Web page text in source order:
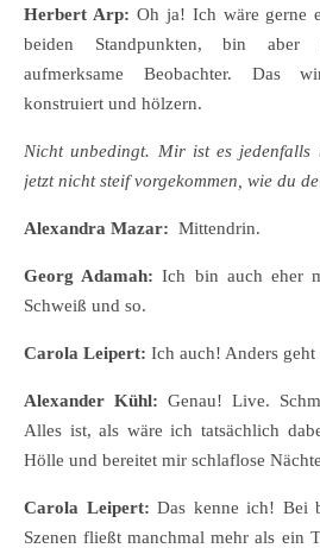
Herbert Arp: Oh ja! Ich wäre gerne
beiden Standpunkten, bin aber
aufmerksame Beobachter. Das
konstruiert und hölzern.
Nicht unbedingt. Mir ist es jedenfalls
jetzt nicht steif vorgekommen, wie du
Alexandra Mazar: Mittendrin.
Georg Adamah:Ich bin auch eher
Schweiß und so.
Carola Leipert: Ich auch! Anders
Alexander Kühl: Genau! Live.
Alles ist, als wäre ich tatsächlich
Hölle und bereitet mir schlaflose
Carola Leipert: Das kenne ich! Bei
Szenen fließt manchmal mehr als ein